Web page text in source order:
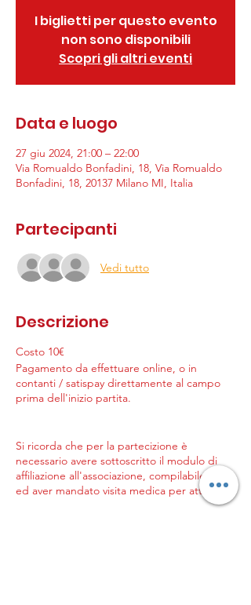
I biglietti per questo evento
non sono disponibili
Scopri gli altri eventi
Data e luogo
27 giu 2024, 21:00 – 22:00
Via Romualdo Bonfadini, 18, Via Romualdo
Bonfadini, 18, 20137 Milano MI, Italia
Partecipanti
Vedi tutto
Descrizione
Costo 10€
Pagamento da effettuare online, o in
contanti / satispay direttamente al campo
prima dell'inizio partita.
Si ricorda che per la partecizione è
necessario avere sottoscritto il modulo di
affiliazione all'associazione, compilabile
ed aver mandato visita medica per attività
info@genitoriinpalla.it. Se